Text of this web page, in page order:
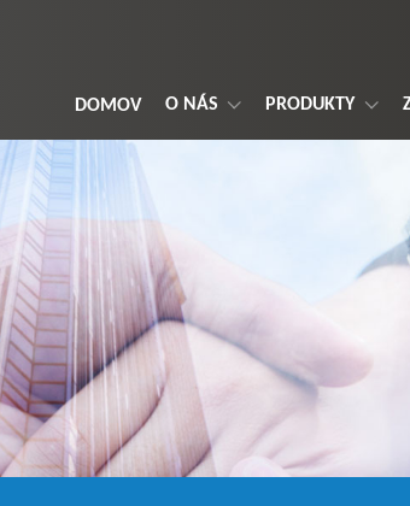
DOMOV O NÁS PRODUKTY